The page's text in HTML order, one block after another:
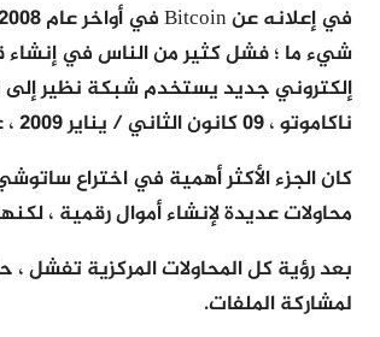
إلكتروني جديد يستخدم شبكة نظير إلى
ناكاموتو ، 09 كانون الثاني / يناير 2009 ، عن الإعلان عن البيتكوين على سورس فورج.
كان الجزء الأكثر أهمية في اختراع
محاولات عديدة لإنشاء أموال رقمية ،
بعد رؤية كل المحاولات المركزية
لمشاركة الملفات.